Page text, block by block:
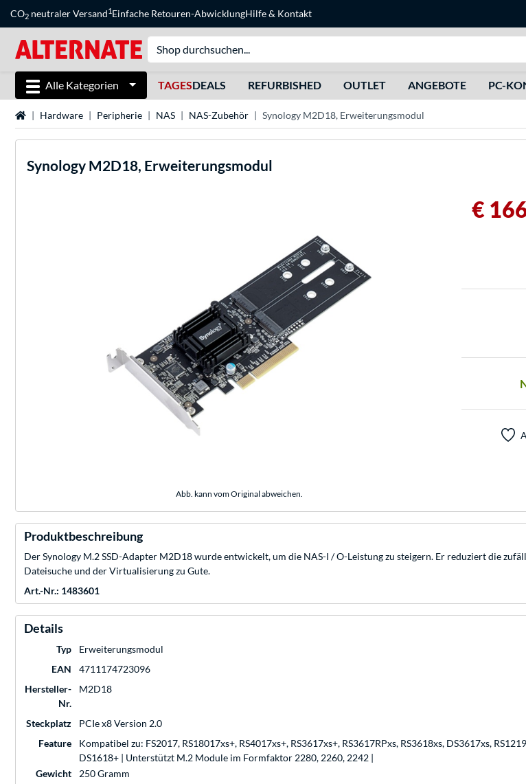
CO2 neutraler Versand1Einfache Retouren-AbwicklungHilfe& Kontakt
Alle Kategorien TAGESDEALS REFURBISHED OUTLET ANGEBOTE PC-
StartseiteHardware Peripherie NAS NAS-Zubehör Synology M2D18, Erweiterungsmodul
Synology M2D18, Erweiterungsmodul
Abb. kann vom Original abweichen.
€
Produktbeschreibung
Der Synology M.2 SSD-Adapter M2D18 wurde entwickelt, um die NAS-I / O-Leistung zu steigern. Er reduziert die
Dateisuche und der Virtualisierung zu Gute.
Art.-Nr.: 1483601
Details
Typ
Erweiterungsmodul
EAN
4711174723096
Hersteller-
Nr.
M2D18
Steckplatz
PCIe x8 Version 2.0
Feature
Kompatibel zu: FS2017, RS18017xs+, RS4017xs+, RS3617xs+, RS3617RPxs, RS3618xs, DS3617xs,
DS1618+ | Unterstützt M.2 Module im Formfaktor 2280, 2260, 2242 |
Gewicht
250 Gramm